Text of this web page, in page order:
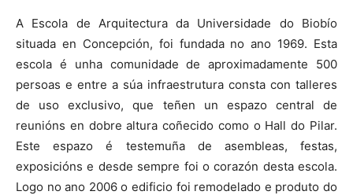
A Escola de Arquitectura da Universidade do Biobío
situada en Concepción, foi fundada no ano 1969. Esta
escola é unha comunidade de aproximadamente 500
persoas e entre a súa infraestrutura consta con talleres
de uso exclusivo, que teñen un espazo central de
reunións en dobre altura coñecido como o Hall do Pilar.
Este espazo é testemuña de asembleas, festas,
exposicións e desde sempre foi o corazón desta escola.
Logo no ano 2006 o edificio foi remodelado e produto do